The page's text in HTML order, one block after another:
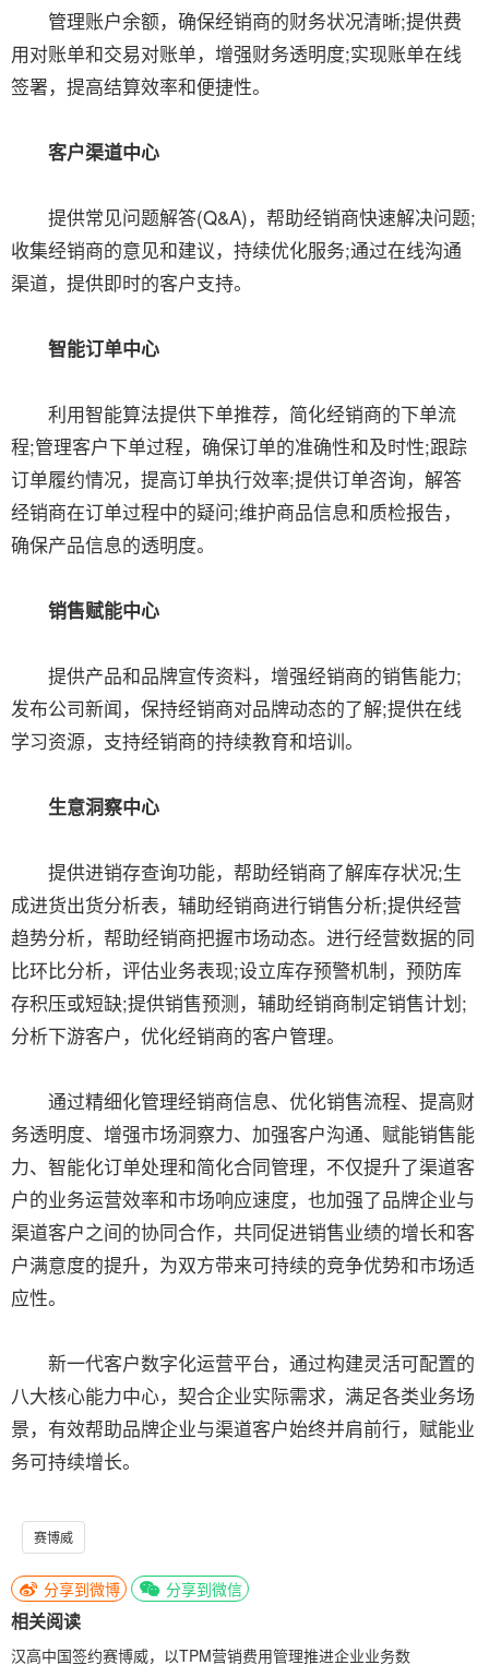
管理账户余额，确保经销商的财务状况清晰;提供费
用对账单和交易对账单，增强财务透明度;实现账单在线
签署，提高结算效率和便捷性。
客户渠道中心
提供常见问题解答(Q&A)，帮助经销商快速解决问题;
收集经销商的意见和建议，持续优化服务;通过在线沟通
渠道，提供即时的客户支持。
智能订单中心
利用智能算法提供下单推荐，简化经销商的下单流
程;管理客户下单过程，确保订单的准确性和及时性;跟踪
订单履约情况，提高订单执行效率;提供订单咨询，解答
经销商在订单过程中的疑问;维护商品信息和质检报告，
确保产品信息的透明度。
销售赋能中心
提供产品和品牌宣传资料，增强经销商的销售能力;
发布公司新闻，保持经销商对品牌动态的了解;提供在线
学习资源，支持经销商的持续教育和培训。
生意洞察中心
提供进销存查询功能，帮助经销商了解库存状况;生
成进货出货分析表，辅助经销商进行销售分析;提供经营
趋势分析，帮助经销商把握市场动态。进行经营数据的同
比环比分析，评估业务表现;设立库存预警机制，预防库
存积压或短缺;提供销售预测，辅助经销商制定销售计划;
分析下游客户，优化经销商的客户管理。
通过精细化管理经销商信息、优化销售流程、提高财
务透明度、增强市场洞察力、加强客户沟通、赋能销售能
力、智能化订单处理和简化合同管理，不仅提升了渠道客
户的业务运营效率和市场响应速度，也加强了品牌企业与
渠道客户之间的协同合作，共同促进销售业绩的增长和客
户满意度的提升，为双方带来可持续的竞争优势和市场适
应性。
新一代客户数字化运营平台，通过构建灵活可配置的
八大核心能力中心，契合企业实际需求，满足各类业务场
景，有效帮助品牌企业与渠道客户始终并肩前行，赋能业
务可持续增长。
赛博威
分享到微博 分享到微信
相关阅读
汉高中国签约赛博威，以TPM营销费用管理推进企业业务数